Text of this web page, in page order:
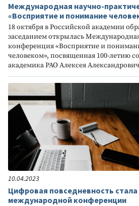
Международная научно-
«Восприятие и понимание
18 октября в Российской академии
заседанием открылась
конференция «Восприятие и
человеком», посвященная 100-летию
академика РАО Алексея
10.04.2023
Цифровая повседневность
международной конференции